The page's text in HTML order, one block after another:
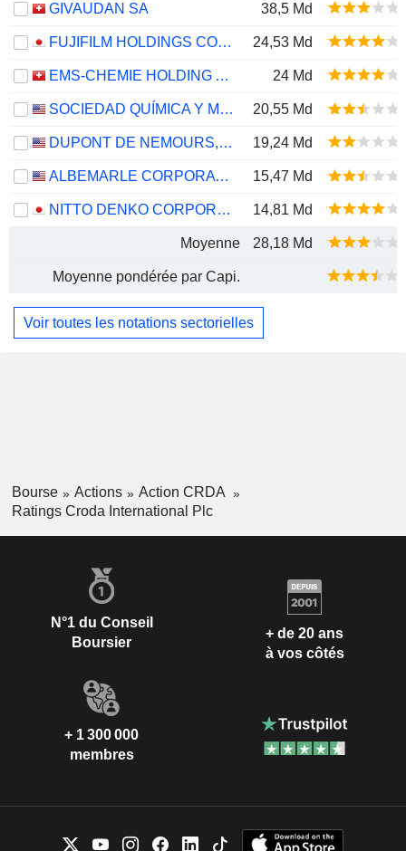
GIVAUDAN SA 38,5 Md
FUJIFILM HOLDINGS CORPORATION 24,53 Md
EMS-CHEMIE HOLDING AG 24 Md
SOCIEDAD QUÍMICA Y MINERA DE CHILE S.A. 20,55 Md
DUPONT DE NEMOURS, INC. 19,24 Md
ALBEMARLE CORPORATION 15,47 Md
NITTO DENKO CORPORATION 14,81 Md
Moyenne 28,18 Md
Moyenne pondérée par Capi.
Voir toutes les notations sectorielles
Bourse Actions
Action CRDA
Ratings Croda International Plc
N°1 du Conseil
Boursier
+ de 20 ans
à vos côtés
+ 1 300 000
membres